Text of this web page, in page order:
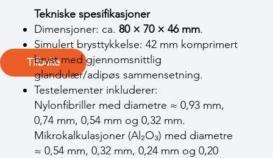
Tilbake
Tekniske spesifikasjoner
Dimensjoner: ca. 80 × 70 × 46 mm.
Simulert brysttykkelse: 42 mm komprimert
bryst med gjennomsnittlig
glandulær/adipøs sammensetning.
Testelementer inkluderer:
Nylonfibriller med diametre ≈ 0,93 mm,
0,74 mm, 0,54 mm og 0,32 mm.
Mikrokalkulasjoner (Al₂O₃) med diametre
≈ 0,54 mm, 0,32 mm, 0,24 mm og 0,20